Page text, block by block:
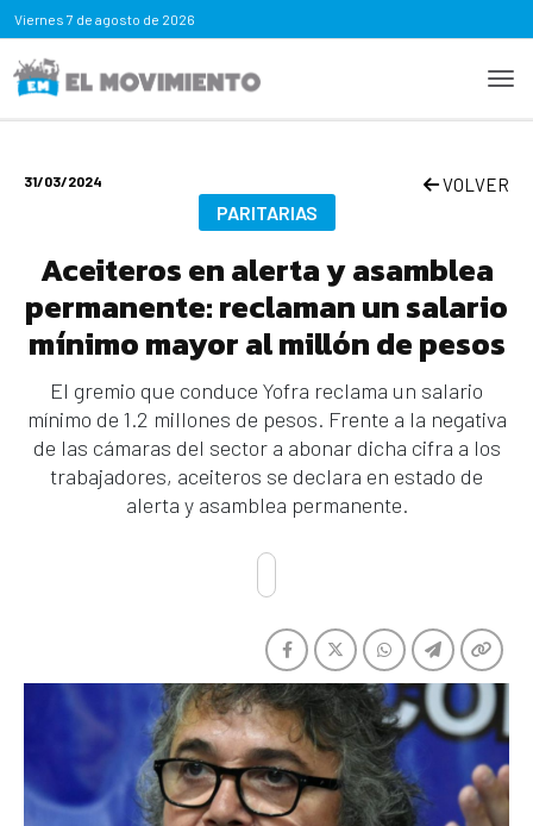
Viernes 7 de agosto de 2026
31/03/2024 VOLVER
PARITARIAS
Aceiteros en alerta y asamblea
permanente: reclaman un salario
mínimo mayor al millón de pesos
El gremio que conduce Yofra reclama un salario
mínimo de 1.2 millones de pesos. Frente a la negativa
de las cámaras del sector a abonar dicha cifra a los
trabajadores, aceiteros se declara en estado de
alerta y asamblea permanente.